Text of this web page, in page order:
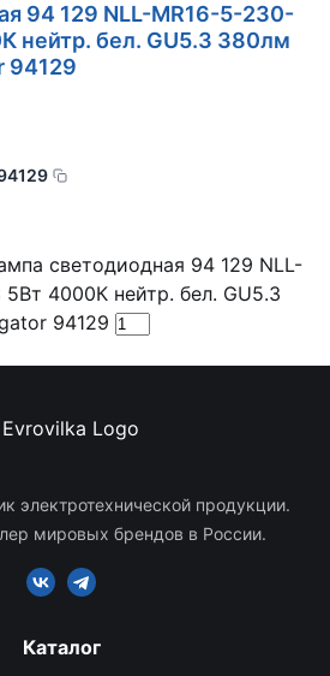
94 129 NLL-MR16-5-230-
нейтр. бел. GU5.3 380лм
94129
светодиодная 94 129 NLL-
4000К нейтр. бел. GU5.3
94129
электротехнической продукции.
мировых брендов в России.
Каталог